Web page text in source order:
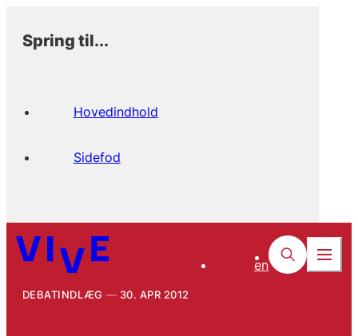
Spring til...
Hovedindhold
Sidefod
en
DEBATINDLÆG 30. APR 2012